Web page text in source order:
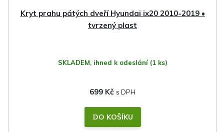
Kryt prahu pátých dveří Hyundai ix20 2010-2019 •
tvrzený plast
SKLADEM, ihned k odeslání (1 ks)
699 Kč
DO KOŠÍKU